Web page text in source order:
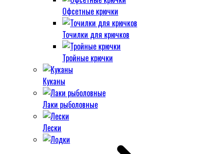
Офсетные крючки
Точилки для крючков
Тройные крючки
Куканы
Лаки рыболовные
Лески